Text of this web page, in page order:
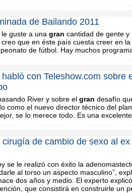
de Bailando 2011
le guste a una gran cantidad de gente
que en éste país cuesta creer en
de fútbol. Hay muchos
habló con Teleshow.com sobre
River y sobre el gran desafío
como el nuevo director técnico del
se lo merece todo. Es una
cirugía de cambio de sexo al ex
se le realizó con éxito la
al torso un aspecto masculino”,
dos años y medio. El experto
que consistirá en construirle un